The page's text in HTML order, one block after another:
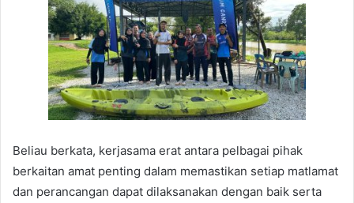
Beliau berkata, kerjasama erat antara pelbagai pihak
berkaitan amat penting dalam memastikan setiap matlamat
dan perancangan dapat dilaksanakan dengan baik serta